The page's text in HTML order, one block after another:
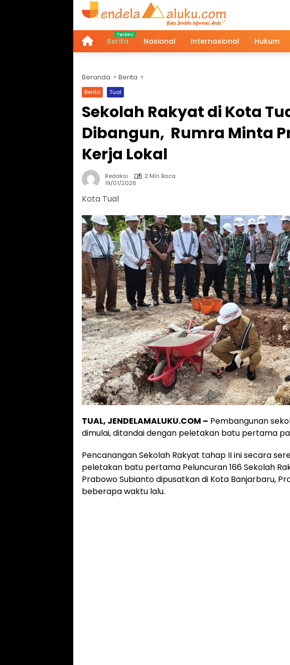
Home
Berita Nasional Internasional Hukum
Beranda Berita
Berita Tual
Sekolah Rakyat di Kota
Dibangun, Rumra Minta
Kerja Lokal
Redaksi
2 Min Baca
19/01/2026
Kota Tual
TUAL, JENDELAMALUKU.COM – Pembangunan
dimulai, ditandai dengan peletakan batu pertama
Pencanangan Sekolah Rakyat tahap II ini secara
peletakan batu pertama Peluncuran 166 Sekolah
Prabowo Subianto dipusatkan di Kota Banjarbaru,
beberapa waktu lalu.